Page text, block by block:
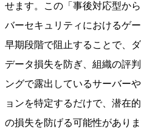
せます。この「事後対応型か
バーセキュリティにおけるゲ
早期段階で阻止することで、
データ損失を防ぎ、組織の評
ングで露出しているサーバー
ョンを特定するだけで、潜在
の損失を防げる可能性がありま